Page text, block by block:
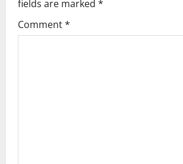
fields are marked *
Comment*